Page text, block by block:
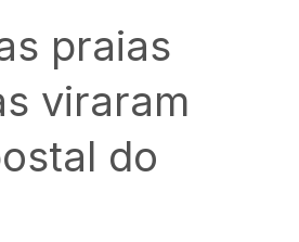
praias
viraram
do